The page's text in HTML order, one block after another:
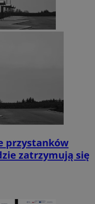
przystanków
zatrzymują się